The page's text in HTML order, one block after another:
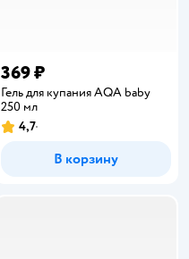
369 ₽
Гель для купания AQA baby
250 мл
Рейтинг:
4,7
В корзину